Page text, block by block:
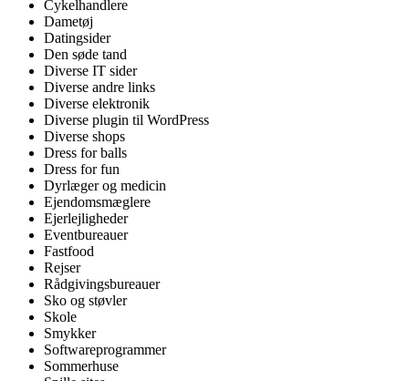
Cykelhandlere
Dametøj
Datingsider
Den søde tand
Diverse IT sider
Diverse andre links
Diverse elektronik
Diverse plugin til WordPress
Diverse shops
Dress for balls
Dress for fun
Dyrlæger og medicin
Ejendomsmæglere
Ejerlejligheder
Eventbureauer
Fastfood
Rejser
Rådgivingsbureauer
Sko og støvler
Skole
Smykker
Softwareprogrammer
Sommerhuse